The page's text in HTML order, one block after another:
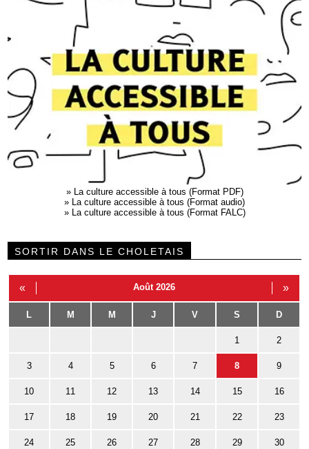
» La culture accessible à tous (Format PDF)
» La culture accessible à tous (Format audio)
» La culture accessible à tous (Format FALC)
SORTIR DANS LE CHOLETAIS
« Août 2026 »
L M M J V S D
1 2
3 4 5 6 7 8 9
10 11 12 13 14 15 16
17 18 19 20 21 22 23
24 25 26 27 28 29 30